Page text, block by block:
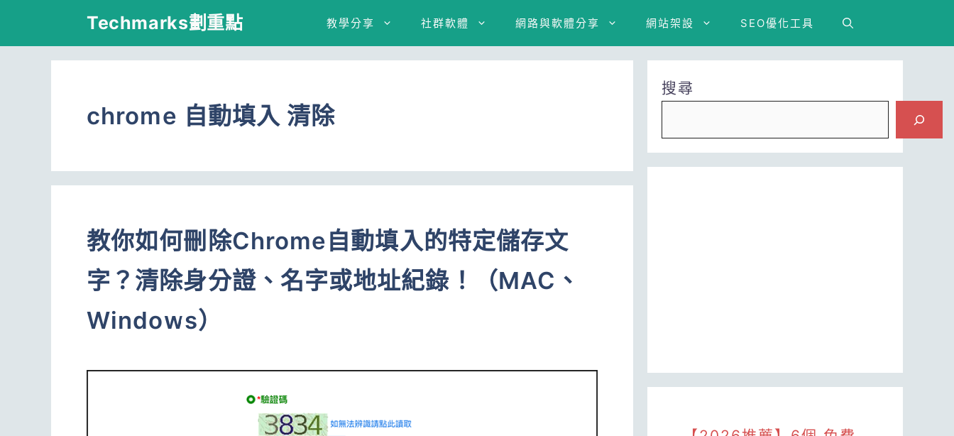
Techmarks劃重點 教學分享 社群軟體 網路與軟體分享 網站架設 SEO優化工具
chrome 自動填入 清除
教你如何刪除Chrome自動填入的特定儲存文
字？清除身分證、名字或地址紀錄！（MAC、
Windows）
搜尋